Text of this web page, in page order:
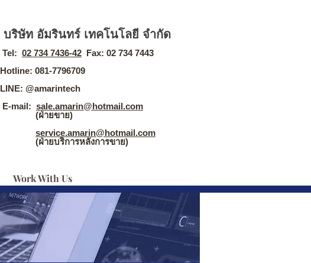
บริษัท อัมรินทร์ เทคโนโลยี จำกัด
Tel: 02 734 7436-42 Fax: 02 734 7443
Hotline: 081-7796709
LINE: @amarintech
E-mail: sale.amarin@hotmail.com
(ฝ่ายขาย)
service.amarin@hotmail.com
(ฝ่ายบริการหลังการขาย)
Work With Us